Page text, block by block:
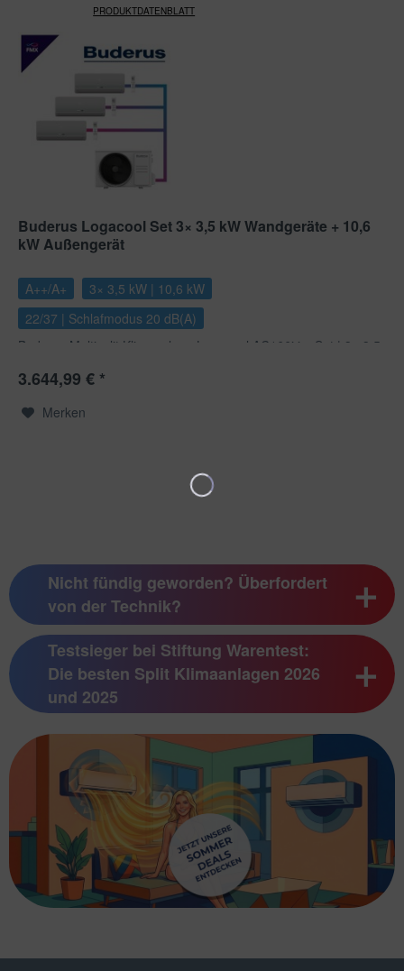
PRODUKTDATENBLATT
Buderus Logacool Set 3× 3,5 kW Wandgeräte + 10,6
kW Außengerät
A++/A+
3× 3,5 kW | 10,6 kW
22/37 | Schlafmodus 20 dB(A)
Buderus Multisplit Klimaanlage Logacool AC166i im Set | 3× 3,5
3.644,99 € *
Merken
Nicht fündig geworden? Überfordert
von der Technik?
Testsieger bei Stiftung Warentest:
Die besten Split Klimaanlagen 2026
und 2025